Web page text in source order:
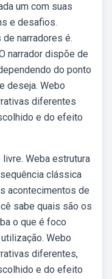
um com suas
e desafios.
narradores é.
narrador dispõe de
do ponto
deseja. Webo
diferentes
e do efeito
Weba estrutura
clássica
acontecimentos de
sabe quais são os
o que é foco
Webo
diferentes,
e do efeito